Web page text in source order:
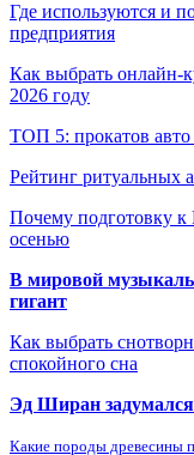
Где используются и
предприятия
Как выбрать онлайн-
2026 году
ТОП 5: прокатов авто
Рейтинг ритуальных
Почему подготовку
осенью
В мировой
гигант
Как выбрать
спокойного сна
Эд Ширан задумался
Какие породы древесины